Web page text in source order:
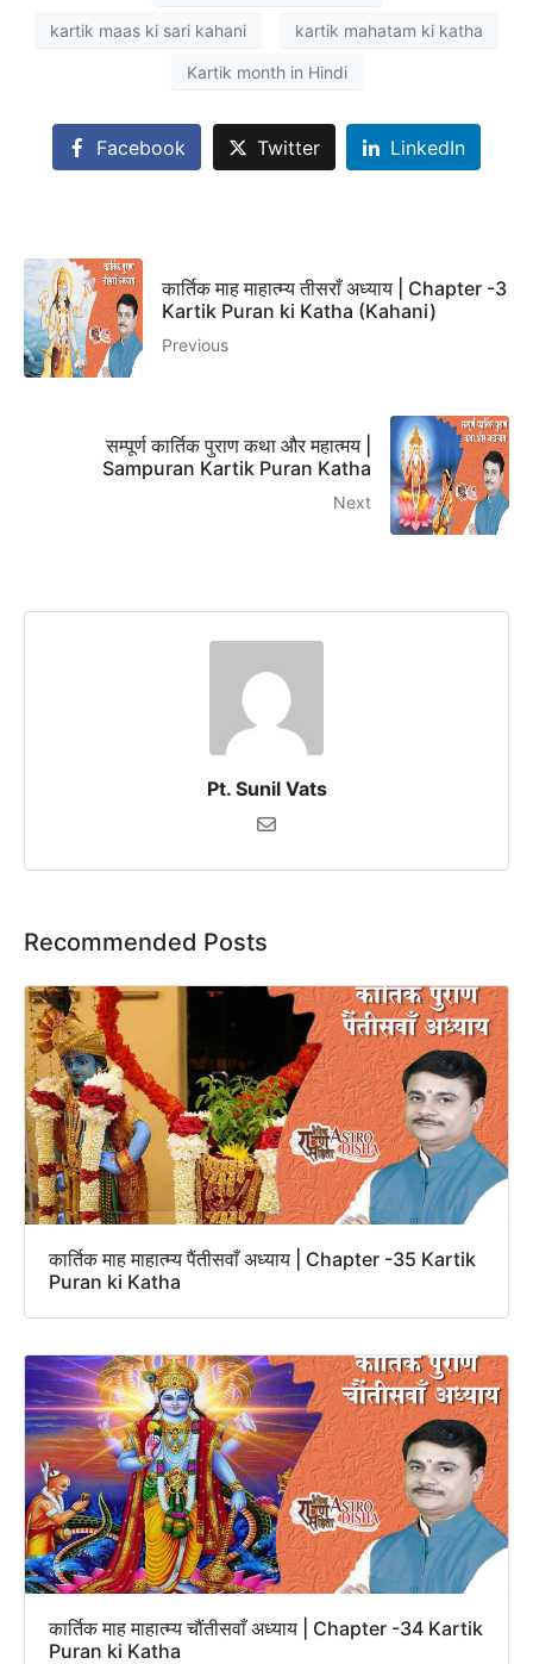
kartik maas ki sari kahani kartik mahatam ki katha
Kartik month in Hindi
Facebook Twitter LinkedIn
कार्तिक माह माहात्म्य तीसराँ अध्याय | Chapter -3
Kartik Puran ki Katha (Kahani)
Previous
सम्पूर्ण कार्तिक पुराण कथा और महात्मय |
Sampuran Kartik Puran Katha
Next
Pt. Sunil Vats
Recommended Posts
कार्तिक माह माहात्म्य पैंतीसवाँ अध्याय | Chapter -35 Kartik
Puran ki Katha
कार्तिक माह माहात्म्य चौंतीसवाँ अध्याय | Chapter -34 Kartik
Puran ki Katha